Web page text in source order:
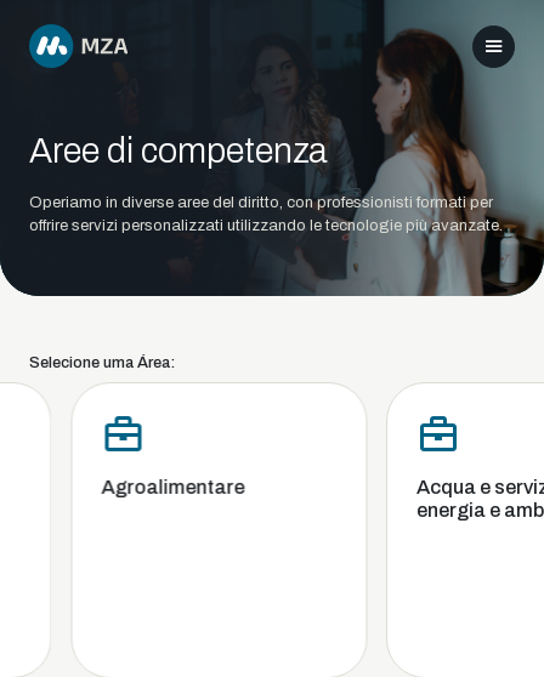
Aree di competenza
Operiamo in diverse aree del diritto, con professionisti formati per
offrire servizi personalizzati utilizzando le tecnologie più avanzate.
Selecione uma Área:
Agroalimentare
Acqua e
energia e